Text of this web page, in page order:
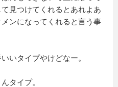
見つけてくれるとあれよあ
ンになってくれると言う事
いタイプやけどなー。
タイプ。